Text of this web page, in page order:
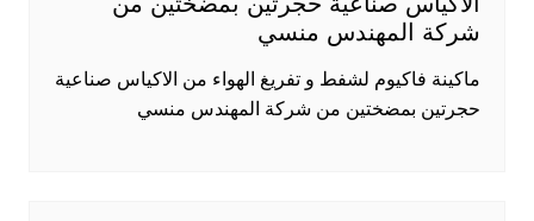
شركة المهندس منسي
ماكينة فاكيوم لشفط و تفريغ الهواء من الاكياس صناعية
حجرتين بمضختين من شركة المهندس منسي